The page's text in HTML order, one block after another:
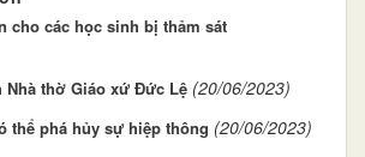
cho các học sinh bị thảm sát
Nhà thờ Giáo xứ Đức Lệ (20/06/2023)
thể phá hủy sự hiệp thông (20/06/2023)